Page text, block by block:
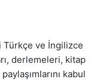
Türkçe ve İngilizce
derlemeleri, kitap
kabul